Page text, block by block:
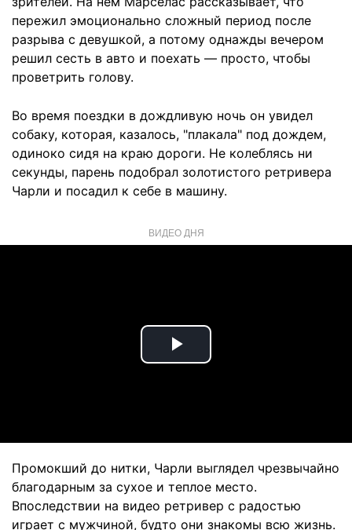
пережил эмоционально сложный период после
разрыва с девушкой, а потому однажды вечером
решил сесть в авто и поехать — просто, чтобы
проветрить голову.
Во время поездки в дождливую ночь он увидел
собаку, которая, казалось, "плакала" под дождем,
одиноко сидя на краю дороги. Не колеблясь ни
секунды, парень подобрал золотистого ретривера
Чарли и посадил к себе в машину.
ВИДЕО ДНЯ
Play
Промокший до нитки, Чарли выглядел чрезвычайно
благодарным за сухое и теплое место.
Впоследствии на видео ретривер с радостью
играет с мужчиной, будто они знакомы всю жизнь.